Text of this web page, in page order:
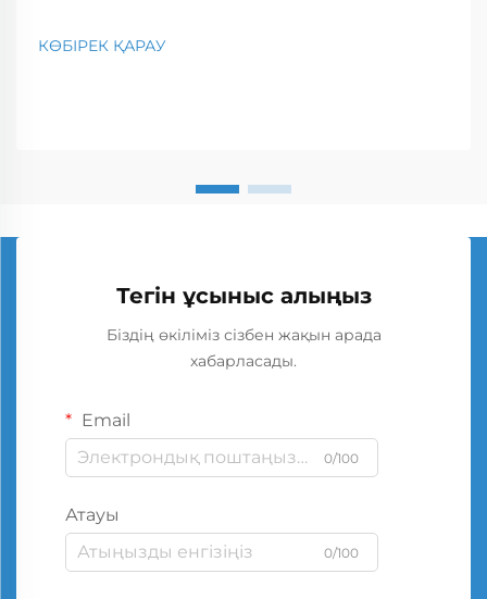
КӨБІРЕК ҚАРАУ
Тегін ұсыныс алыңыз
Біздің өкіліміз сізбен жақын арада
хабарласады.
Email
0/100
Атауы
0/100